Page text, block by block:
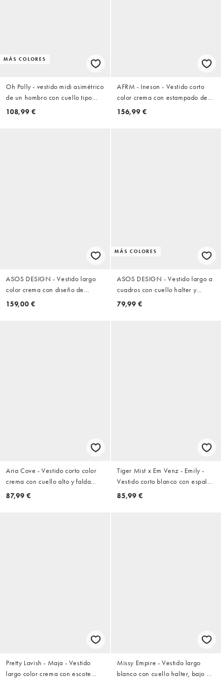
MÁS COLORES
Oh Polly - vestido midi asimétrico
de un hombro con cuello tipo
bufanda y tejido ceñido en
108,99 €
AFRM - Ineson - Vestido corto
color crema con estampado de
leopardo y detalle de fular al
156,99 €
ASOS DESIGN - Vestido largo
color crema con diseño de
paneles de croché, perlas
159,00 €
MÁS COLORES
ASOS DESIGN - Vestido largo a
cuadros con cuello halter y
cintura abullonada de chifón
79,99 €
Aria Cove - Vestido corto color
crema con cuello alto y falda
entallada de satén
87,99 €
Tiger Mist x Em Venz - Emily -
Vestido corto blanco con espalda
descubierta con detalle de
85,99 €
Pretty Lavish - Maja - Vestido
largo color crema con escote
Missy Empire - Vestido largo
blanco con cuello halter, bajo de